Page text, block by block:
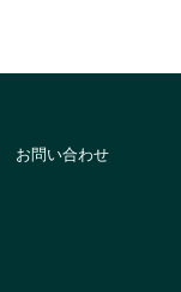
お問い合わせ